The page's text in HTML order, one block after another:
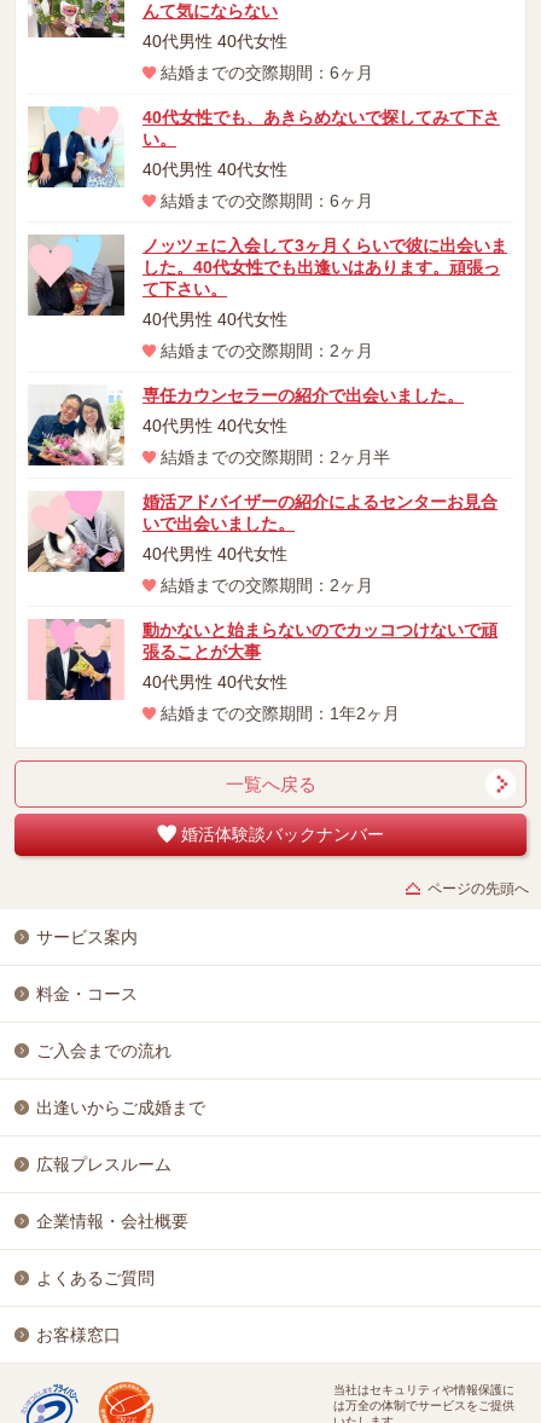
んて気にならない
40代男性 40代女性
結婚までの交際期間：6ヶ月
40代女性でも、あきらめないで探してみて下さ
い。
40代男性 40代女性
結婚までの交際期間：6ヶ月
ノッツェに入会して3ヶ月くらいで彼に出会いま
した。40代女性でも出逢いはあります。頑張っ
て下さい。
40代男性 40代女性
結婚までの交際期間：2ヶ月
専任カウンセラーの紹介で出会いました。
40代男性 40代女性
結婚までの交際期間：2ヶ月半
婚活アドバイザーの紹介によるセンターお見合
いで出会いました。
40代男性 40代女性
結婚までの交際期間：2ヶ月
動かないと始まらないのでカッコつけないで頑
張ることが大事
40代男性 40代女性
結婚までの交際期間：1年2ヶ月
一覧へ戻る
婚活体験談バックナンバー
ページの先頭へ
サービス案内
料金・コース
ご入会までの流れ
出逢いからご成婚まで
広報プレスルーム
企業情報・会社概要
よくあるご質問
お客様窓口
当社はセキュリティや情報保護に
は万全の体制でサービスをご提供